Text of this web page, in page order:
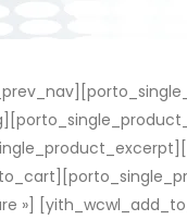
»]